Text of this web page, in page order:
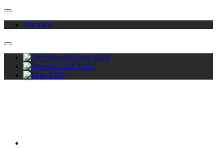
Магазин
RUB
USD
EUR